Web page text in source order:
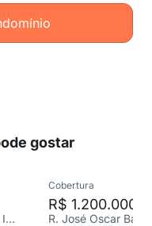
gostar
R. Desembargador Lincoln Prates, Itapoã
Cobertura
R$ 1.200.000
R. José Oscar